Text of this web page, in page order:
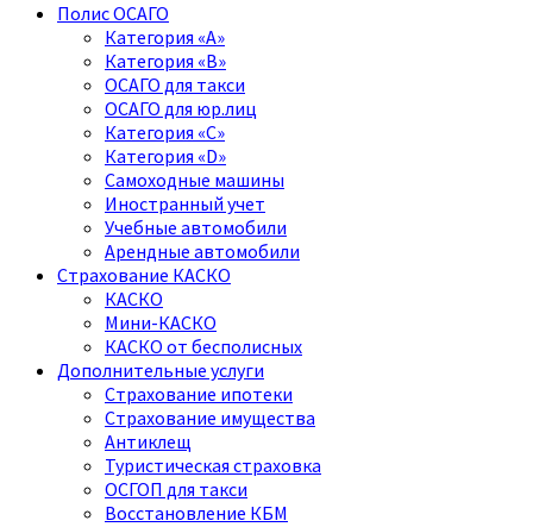
Полис ОСАГО
Категория «A»
Категория «B»
ОСАГО для такси
ОСАГО для юр.лиц
Категория «C»
Категория «D»
Самоходные машины
Иностранный учет
Учебные автомобили
Арендные автомобили
Страхование КАСКО
КАСКО
Мини-КАСКО
КАСКО от бесполисных
Дополнительные услуги
Страхование ипотеки
Страхование имущества
Антиклещ
Туристическая страховка
ОСГОП для такси
Восстановление КБМ